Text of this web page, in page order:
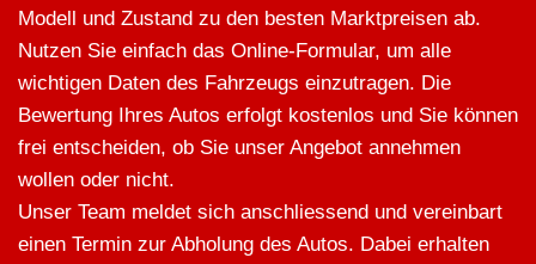
Modell und Zustand zu den besten Marktpreisen ab.
Nutzen Sie einfach das Online-Formular, um alle
wichtigen Daten des Fahrzeugs einzutragen. Die
Bewertung Ihres Autos erfolgt kostenlos und Sie können
frei entscheiden, ob Sie unser Angebot annehmen
wollen oder nicht.
Unser Team meldet sich anschliessend und vereinbart
einen Termin zur Abholung des Autos. Dabei erhalten